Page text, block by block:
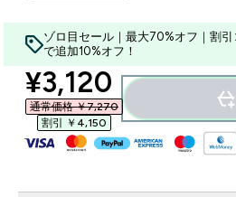
ゾロ目セール｜最大70%オフ｜割
で追加10%オフ！
discounted
¥3,120‎
通常価格 ￥7,270‎
割引 ￥4,150‎